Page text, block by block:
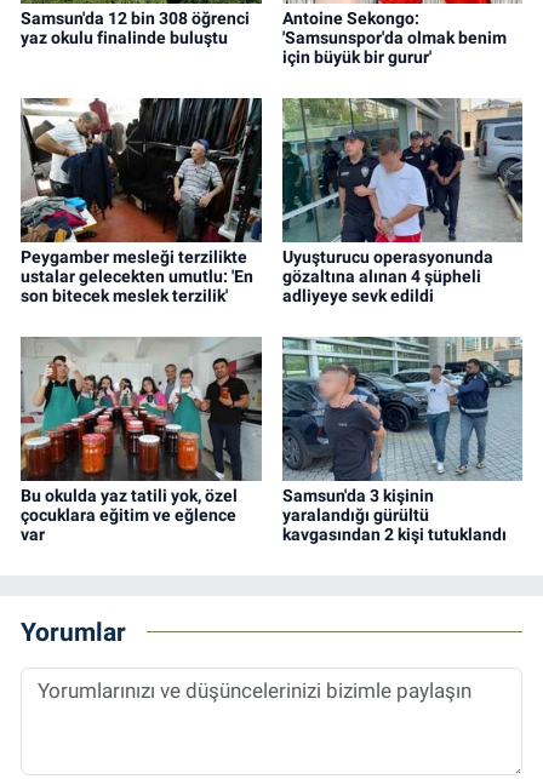
Samsun'da 12 bin 308 öğrenci
yaz okulu finalinde buluştu
Antoine Sekongo:
'Samsunspor'da olmak benim
için büyük bir gurur'
Peygamber mesleği terzilikte
ustalar gelecekten umutlu: 'En
son bitecek meslek terzilik'
Uyuşturucu operasyonunda
gözaltına alınan 4 şüpheli
adliyeye sevk edildi
Bu okulda yaz tatili yok, özel
çocuklara eğitim ve eğlence
var
Samsun'da 3 kişinin
yaralandığı gürültü
kavgasından 2 kişi tutuklandı
Yorumlar